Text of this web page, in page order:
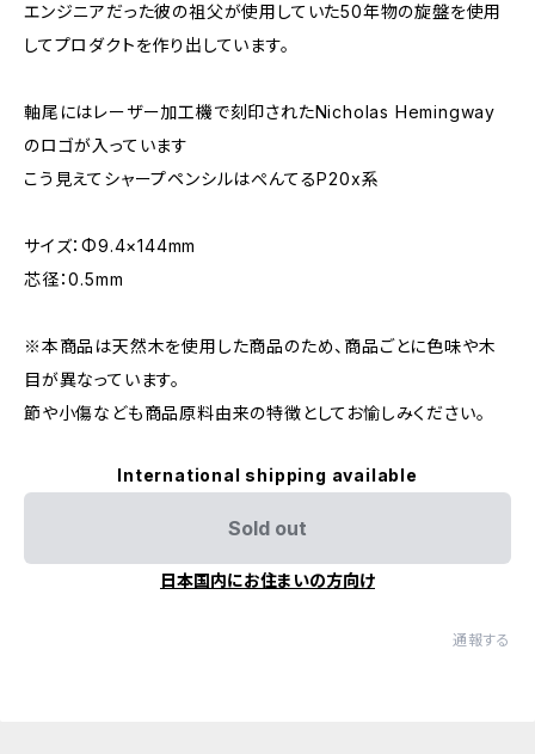
エンジニアだった彼の祖父が使用していた50年物の旋盤を使用
してプロダクトを作り出しています。
軸尾にはレーザー加工機で刻印されたNicholas Hemingway
のロゴが入っています
こう見えてシャープペンシルはぺんてるP20x系
サイズ：Φ9.4×144mm
芯径：0.5mm
※本商品は天然木を使用した商品のため、商品ごとに色味や木
目が異なっています。
節や小傷なども商品原料由来の特徴としてお愉しみください。
International shipping available
Sold out
日本国内にお住まいの方向け
通報する